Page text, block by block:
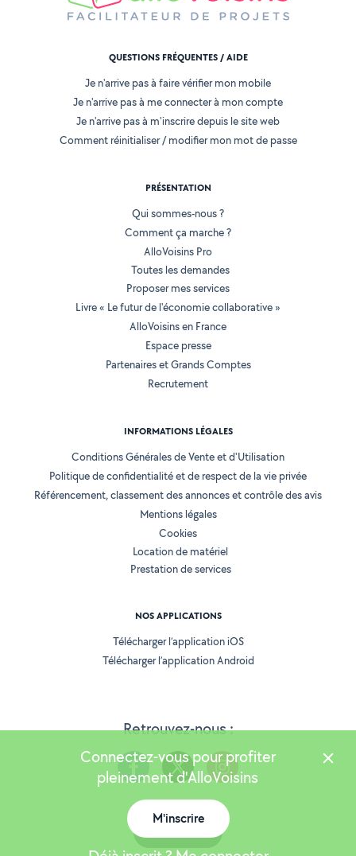
Retrouvez-nous :
QUESTIONS FRÉQUENTES / AIDE
Je n'arrive pas à faire vérifier mon mobile
Je n'arrive pas à me connecter à mon compte
Je n'arrive pas à m'inscrire depuis le site web
Comment réinitialiser / modifier mon mot de passe
PRÉSENTATION
Qui sommes-nous ?
Comment ça marche ?
AlloVoisins Pro
Toutes les demandes
Proposer mes services
Livre « Le futur de l'économie collaborative »
AlloVoisins en France
Espace presse
Partenaires et Grands Comptes
Recrutement
INFORMATIONS LÉGALES
Conditions Générales de Vente et d'Utilisation
Politique de confidentialité et de respect de la vie privée
Référencement, classement des annonces et contrôle des avis
Mentions légales
Cookies
Location de matériel
Prestation de services
NOS APPLICATIONS
Télécharger l’application iOS
Télécharger l’application Android
Version 25.5.3
Connectez-vous pour profiter
pleinement d'AlloVoisins
M'inscrire